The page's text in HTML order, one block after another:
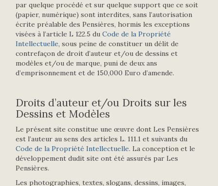
par quelque procédé et sur quelque support que ce soit
(papier, numérique) sont interdites, sans l’autorisation
écrite préalable des Pensières, hormis les exceptions
visées à l’article L 122.5 du Code de la Propriété
Intellectuelle, sous peine de constituer un délit de
contrefaçon de droit d’auteur et/ou de dessins et
modèles et/ou de marque, puni de deux ans
d’emprisonnement et de 150,000 Euro d’amende.
Droits d’auteur et/ou Droits sur les
Dessins et Modèles
Le présent site constitue une œuvre dont Les Pensières
est l’auteur au sens des articles L. 111.1 et suivants du
Code de la Propriété Intellectuelle. La conception et le
développement dudit site ont été assurés par Les
Pensières.
Les photographies, textes, slogans, dessins, images,